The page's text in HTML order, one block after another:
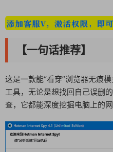
【一句话推荐】
这是一款能“看穿”浏览器无痕
工具，无论是想找回自己误删
查，它都能深度挖掘电脑上的网